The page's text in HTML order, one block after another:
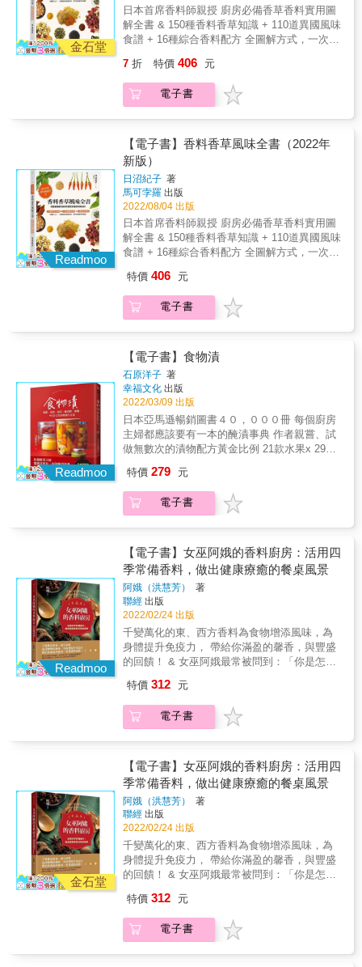
品饕客再三指名之特色風味。 ★大膽玩味：29
組結合多元面相之Phoebe獨創配方，啟竇食藝
創作的奇思妙想。 ★獨家獻藝：法、德、中、
美客座主廚與美食家聯手獻上19組私房醬汁，
金石堂
日本首席香料師親授 廚房必備香草香料實用圖
解全書 & 150種香料香草知識 + 110道異國風味
食譜 + 16種綜合香料配方 全圖解方式，一次輕
&Oslash;替中西料理增色添香的八角茴香、奧
勒岡、百里香 &Oslash;製作咖哩不可或缺的孜
然、薑黃、小茴香 &Oslash;醃漬入味就用迷迭
常用薄荷、檸檬香茅、薰衣草 & ──150種香草
與香料全知識及料理法，通通告訴你！── & 擁
有療癒味蕾與神奇療效的香料與香草，早已跟
我們的飲食生活密不可分。本書引導你從香料
的基礎知識入門，輔以圖解與圖表方式介紹上
百種常用的香草與辛香料，循序漸進了解其特
徵、功用、療效、保存方式，甚至是如何烹調
出美味佳餚，帶你進入單一香料所無法呈現的
深奧香氣世界！ & 超乎想像的香料香草運用：
&para;基本綜合香料混合配方 異國基底、BBQ
&hellip;&hellip;，將多種香料混合，就能調配出
單一香料所無法呈現的全新香味，讓料理變得
更美味。 & &para; 大人小孩都愛的美味咖哩
甘甜的薑黃咖哩、微嗆的小茴香咖哩、濃郁的
孜然咖哩，喜歡咖哩的你千萬別錯過！ &
&para; 一次學會調製香料醬 只要有果汁機就能
完成，放入簡單香料攪打後，即可成為多用途
香料醬，拌義大利麵、抹麵包、淋沙拉、當沾
醬都好吃。 & &para; 沏一壺療癒身心的香草茶
在茶葉中加入不同香料香草，例如肉桂、丁
草茶飲，是清新紓壓的好選擇！ & 【本書特
色】 ★超詳盡的香草香料知識庫： 收錄150種
香草與辛香料知識，帶你了解香料的形態特
材搭配性圖表，幫助你更有效率地吸收知識，
靈活運用於各類菜單。 ★色香味俱全的健康食
法： 延伸食譜涵蓋沙拉、異國料理、湯品、糕
點、香料醬到特製茶飲，一本在手全部搞定！
★香料運用技巧不藏私： 同步加映香料保存
法、誘出香氣的技巧，與調味料搭配等實用單
元，讓你徹底變身成香料達人！ &
7 折 特價 406 元
電子書
Readmoo
【電子書】香料香草風味全書（2022年
新版）
日沼紀子 著
馬可孛羅 出版
2022/08/04 出版
日本首席香料師親授 廚房必備香草香料實用圖
解全書 & 150種香料香草知識 + 110道異國風味
食譜 + 16種綜合香料配方 全圖解方式，一次輕
&Oslash;替中西料理增色添香的八角茴香、奧
勒岡、百里香 &Oslash;製作咖哩不可或缺的孜
然、薑黃、小茴香 &Oslash;醃漬入味就用迷迭
常用薄荷、檸檬香茅、薰衣草 & ──150種香草
與香料全知識及料理法，通通告訴你！── & 擁
有療癒味蕾與神奇療效的香料與香草，早已跟
我們的飲食生活密不可分。本書引導你從香料
的基礎知識入門，輔以圖解與圖表方式介紹上
百種常用的香草與辛香料，循序漸進了解其特
徵、功用、療效、保存方式，甚至是如何烹調
出美味佳餚，帶你進入單一香料所無法呈現的
深奧香氣世界！ & 超乎想像的香料香草運用：
基底、中式基底、南法基底、義大利基底
&hellip;&hellip;，將多種香料混合，就能調配出
單一香料所無法呈現的全新香味，讓料理變得
更美味。 & &para; 大人小孩都愛的美味咖哩
不用咖哩塊，教你自行調製簡單的原味咖哩、
甘甜的薑黃咖哩、微嗆的小茴香咖哩、濃郁的
孜然咖哩，喜歡咖哩的你千萬別錯過！ &
&para; 一次學會調製香料醬 只要有果汁機就能
完成，放入簡單香料攪打後，即可成為多用途
香料醬，拌義大利麵、抹麵包、淋沙拉、當沾
醬都好吃。 & &para; 沏一壺療癒身心的香草茶
在茶葉中加入不同香料香草，例如肉桂、丁
草茶飲，是清新紓壓的好選擇！ & 【本書特
色】 ★超詳盡的香草香料知識庫： 收錄150種
香草與辛香料知識，帶你了解香料的形態特
徵、功用、療效與使用方法。 ★貼心收錄香氛
材搭配性圖表，幫助你更有效率地吸收知識，
靈活運用於各類菜單。 ★色香味俱全的健康食
法： 延伸食譜涵蓋沙拉、異國料理、湯品、糕
點、香料醬到特製茶飲，一本在手全部搞定！
★香料運用技巧不藏私： 同步加映香料保存
法、誘出香氣的技巧，與調味料搭配等實用單
元，讓你徹底變身成香料達人！ &
特價 406 元
電子書
Readmoo
【電子書】食物漬
石原洋子 著
幸福文化 出版
2022/03/09 出版
日本亞馬遜暢銷圖書４０，０００冊 每個廚房
主婦都應該要有一本的醃漬事典 作者親嘗、試
做無數次的漬物配方黃金比例 21款水果x 29款
& 「漬」是一種為了延長食物的風味的天然保
存方法，春夏秋冬，因為懂得按照季節「醃
漬」，讓食物更有層次、更豐富，也更有靈
間經過而添增風味，緊急時刻也能拿來當成備
用食品。 & ▎醃漬、風乾，可延長食材香氣 依
照每種食材不同產季，把四季果蔬和肉魚物產
等，使用鹽漬、糖漬、鹽辛、醋漬、醬油醃等
不同的醃漬手法，以保留當令食材的最天然、
最美味的香氣，還能品嚐醃漬過的不同滋味。
& ▎一年365天親手做，忙碌但甘之如飴 製作
醃漬物的過程，也享受著空氣中瀰漫著香氣的
愉快的時光，如醃酸梅日曬的步驟，把梅子一
顆一顆排列在大竹篩上，在一顆一顆翻面，沾
延伸料理 草莓、蜜柑等各式果醬、夏蜜柑皮蜜
餞(可變身橙皮巧克力)、糖煮蘋果、檸檬蛋醬
(可延伸做檸檬塔)、各種梅子酒等等，都是最讓
料理 淺漬高麗菜、小黃瓜泡菜、四季豆泡菜、
醃脆瓜、甜醋蕗蕎、糖醋醃嫩薑等，把盛產的
蔬菜醃漬起來，除了少一道蔬菜時隨時配上用
場，還能嘗到漬物的特殊風味。 & ▎肉魚類保
存食x自己做醬料 只要學會基本醃漬技巧，可
製作牛腱佃煮、梅子肉鬆、魷魚鹽辛、醃鮭魚
卵等，連味噌、xo醬、醬油醃蒜頭、番茄醬等
都可以自己做，吃起來少糖、少鹽，少油，吃
風味，緊急時刻也能拿來當成應急食品。 & 本
新改版再上市！ 作者修改了13年來無數次親
嘗、試做的漬物配方黃金比例，讓這本書如同
是一罐保存食一樣，風味雋永。
特價 279 元
電子書
Readmoo
【電子書】女巫阿娥的香料廚房：活用四
季常備香料，做出健康療癒的餐桌風景
阿娥（洪慧芳）
著
聯經 出版
2022/02/24 出版
千變萬化的東、西方香料為食物增添風味，為
身體提升免疫力， 帶給你滿盈的馨香，與豐盛
的回饋！ & 女巫阿娥最常被問到：「你是怎麼
了精油、植物油、酊劑和浸泡油之外， 最多的
就是香料了！ 女巫阿娥將帶你去她家分享如何
用香料與香草， 變化出一家人的四季日常餐
料櫃裡的生活儀式。 & 9款沾醬 &times; 9種飲
料 &times; 38道美食 美食無國界，無論是台味
洋食、地中海菜色、中南美料理， 或東南亞風
味、印度菜&hellip;&hellip;，都能任意遨遊樂在
其中！ 請讓香氣帶你去旅行，也讓香氣帶你回
食材，方便運用於各種飲食中，不曉得如何烹
煮香料美食的讀者，絕對不能錯過這本循著女
巫阿娥心法，便可進入在自家廚房實作的香料
世界！ & 女巫阿娥以長期的體驗領悟出自己的
品嚐味道，挑戰味蕾找出自己的偏好。她會在
烹煮日常料理時，替換或新增異國文化慣用的
香料，並分享自己和爸媽、長工老公如何用院
特價 312 元
電子書
金石堂
【電子書】女巫阿娥的香料廚房：活用四
季常備香料，做出健康療癒的餐桌風景
阿娥（洪慧芳）
著
聯經 出版
2022/02/24 出版
千變萬化的東、西方香料為食物增添風味，為
身體提升免疫力， 帶給你滿盈的馨香，與豐盛
的回饋！ & 女巫阿娥最常被問到：「你是怎麼
了精油、植物油、酊劑和浸泡油之外， 最多的
就是香料了！ 女巫阿娥將帶你去她家分享如何
用香料與香草， 變化出一家人的四季日常餐
特價 312 元
電子書